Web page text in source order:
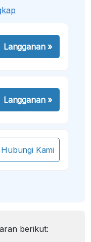
Langganan»
Langganan»
Hubungi Kami
berikut: